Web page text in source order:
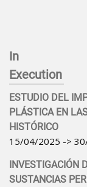
In
Execution
ESTUDIO DEL
PLÁSTICA EN
HISTÓRICO
15/04/2025 ->
INVESTIGACIÓN
SUSTANCIAS